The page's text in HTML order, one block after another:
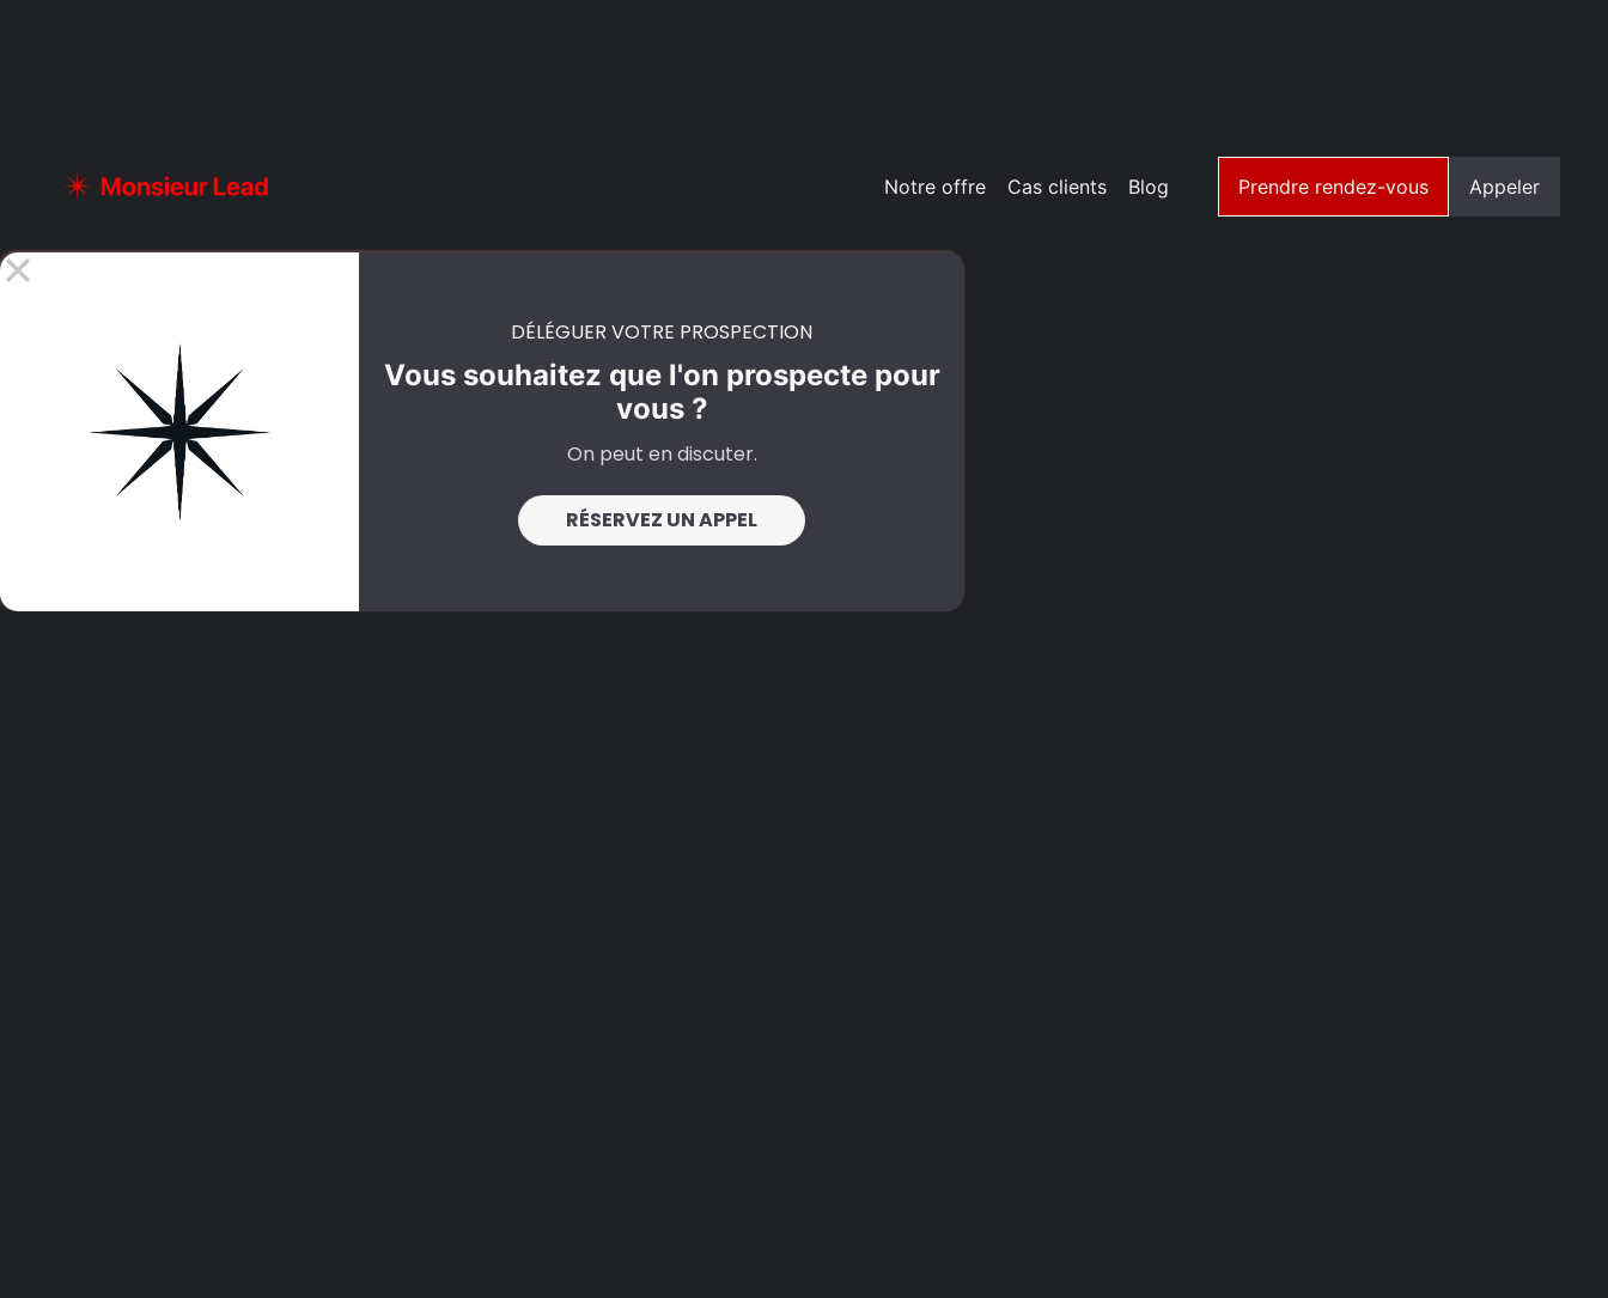
Notre offre Cas clients Blog Prendre rendez-vous Appeler
DÉLÉGUER VOTRE PROSPECTION
Vous souhaitez que l'on prospecte pour
vous ?
On peut en discuter.
RÉSERVEZ UN APPEL